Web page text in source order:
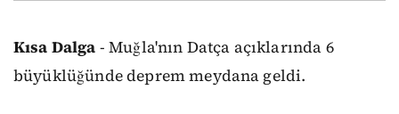
Kısa Dalga - Muğla'nın Datça açıklarında 6
büyüklüğünde deprem meydana geldi.